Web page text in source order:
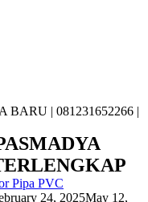
Pipa PVC
24, 2025May 12,